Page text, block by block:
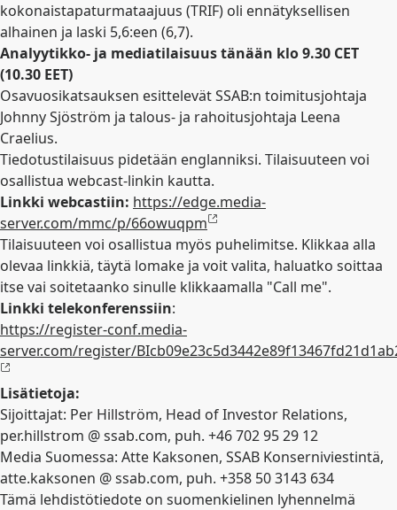
kokonaistapaturmataajuus (TRIF) oli ennätyksellisen
alhainen ja laski 5,6:een (6,7).
Analyytikko- ja mediatilaisuus tänään klo 9.30 CET
(10.30 EET)
Osavuosikatsauksen esittelevät SSAB:n toimitusjohtaja
Johnny Sjöström ja talous- ja rahoitusjohtaja Leena
Craelius.
Tiedotustilaisuus pidetään englanniksi. Tilaisuuteen voi
osallistua webcast-linkin kautta.
Linkki webcastiin: https://edge.media-
server.com/mmc/p/66owuqpm
Tilaisuuteen voi osallistua myös puhelimitse. Klikkaa alla
olevaa linkkiä, täytä lomake ja voit valita, haluatko soittaa
itse vai soitetaanko sinulle klikkaamalla "Call me".
Linkki telekonferenssiin:
https://register-conf.media-
server.com/register/
Lisätietoja:
Sijoittajat: Per Hillström, Head of Investor Relations,
per.hillstrom @ ssab.com, puh. +46 702 95 29 12
Media Suomessa: Atte Kaksonen, SSAB Konserniviestintä,
atte.kaksonen @ ssab.com, puh. +358 50 3143 634
Tämä lehdistötiedote on suomenkielinen lyhennelmä